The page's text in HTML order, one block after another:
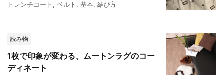
トレンチコート , ベルト , 基本, 結び方
読み物
1枚で印象が変わる、ムートンラグのコー
ディネート